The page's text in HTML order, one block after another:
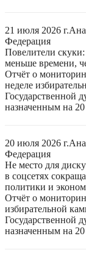
21 июля 2026 г.
Федерация
Повелители
меньше времени,
Отчёт о
неделе
Государственной
назначенным на 20
20 июля 2026 г.
Федерация
Не место для
в соцсетях
политики и
Отчёт о
избирательной
Государственной
назначенным на 20